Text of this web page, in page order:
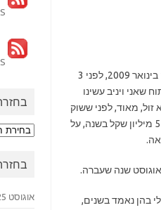
היום בדקתי כדי לראות באמת עד כמה ארוכה החתונה שלי עם רמי. מסתבר, שהכל החל ב18 בינואר 2009, לפני 3
זה היה בעקבות ניתוח שאני ויניב עשינו
זול, מאוד, לפני ששוק
ההון "גילה" אותו. כבר אז ראינו שהיו לו בקופה 170 מיליון שקל, והוא הרוויח בקצב של בערך 55 מיליון שקל בשנה, על
בהן נאמד בשנים,
בחזרה
אוגוסט 2025